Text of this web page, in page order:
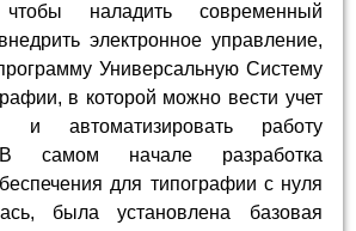
наладить современный
электронное управление,
Универсальную Систему
в которой можно вести учет
и автоматизировать работу
В самом начале разработка
для типографии с нуля
была установлена базовая